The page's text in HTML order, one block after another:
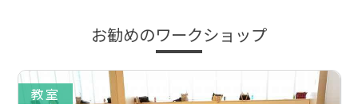
お勧めのワークショップ
教室